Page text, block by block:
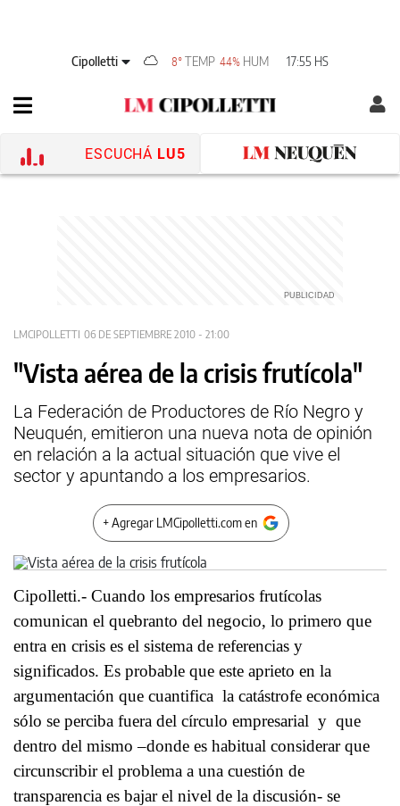
Cipolletti 8°TEMP 44% HUM 17:55 HS
ESCUCHÁ LU5
LMCIPOLLETTI 06 DE SEPTIEMBRE 2010 - 21:00
"Vista aérea de la crisis frutícola"
La Federación de Productores de Río Negro y
Neuquén, emitieron una nueva nota de opinión
en relación a la actual situación que vive el
sector y apuntando a los empresarios.
+ Agregar LMCipolletti.com en
Cipolletti.- Cuando los empresarios frutícolas
comunican el quebranto del negocio, lo primero que
entra en crisis es el sistema de referencias y
significados. Es probable que este aprieto en la
argumentación que cuantifica la catástrofe económica
sólo se perciba fuera del círculo empresarial y que
dentro del mismo –donde es habitual considerar que
circunscribir el problema a una cuestión de
transparencia es bajar el nivel de la discusión- se